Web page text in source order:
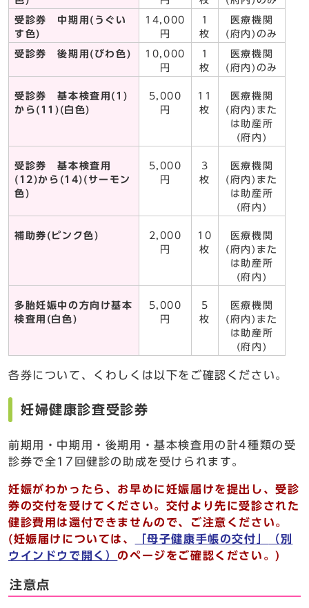
受診券 中期用(うぐい
す色)
14,000
円
1
枚
医療機関
(府内)のみ
受診券 後期用(びわ色)
10,000
円
1
枚
医療機関
(府内)のみ
受診券 基本検査用(1)
から(11)(白色)
5,000
円
11
枚
医療機関
(府内)また
は助産所
(府内)
受診券 基本検査用
(12)から(14)(サーモン
色)
5,000
円
3
枚
医療機関
(府内)また
は助産所
(府内)
補助券(ピンク色)
2,000
円
10
枚
医療機関
(府内)また
は助産所
(府内)
多胎妊娠中の方向け基本
検査用(白色)
5,000
円
5
枚
医療機関
(府内)また
は助産所
(府内)
各券について、くわしくは以下をご確認ください。
妊婦健康診査受診券
前期用・中期用・後期用・基本検査用の計4種類の受
診券で全17回健診の助成を受けられます。
妊娠がわかったら、お早めに妊娠届けを提出し、受診
券の交付を受けてください。交付より先に受診された
健診費用は還付できませんので、ご注意ください。
(妊娠届けについては、 「母子健康手帳の交付」
（別
ウインドウで開く） のページをご確認ください。)
注意点